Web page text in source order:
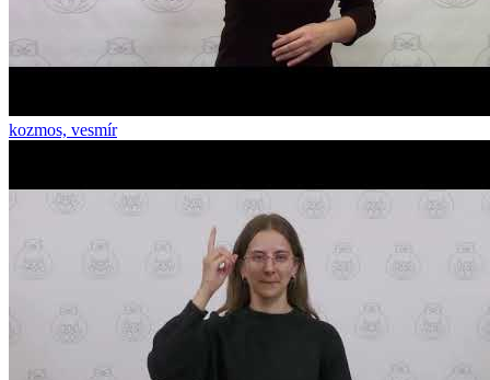
kozmos, vesmír